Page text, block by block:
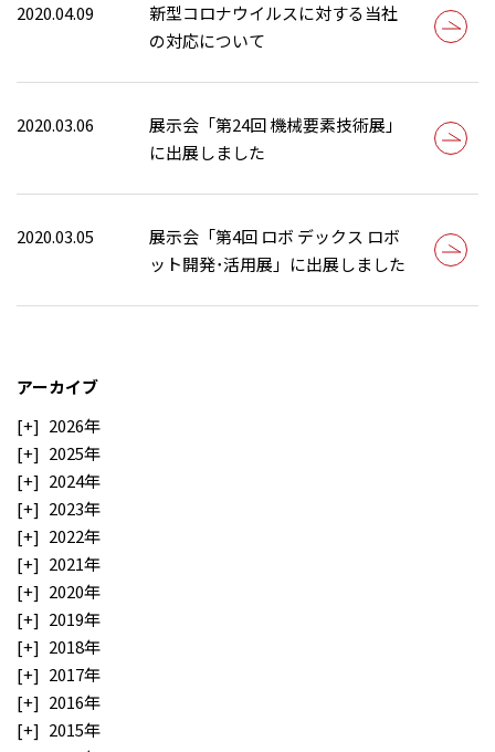
2020.04.09
新型コロナウイルスに対する当社
の対応について
2020.03.06
展示会「第24回 機械要素技術展」
に出展しました
2020.03.05
展示会「第4回 ロボ デックス ロボ
ット開発･活用展」に出展しました
アーカイブ
2026年
2025年
2024年
2023年
2022年
2021年
2020年
2019年
2018年
2017年
2016年
2015年